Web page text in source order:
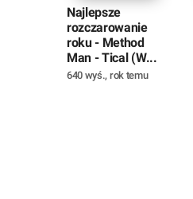
Najlepsze
rozczarowanie
roku - Method
Man - Tical (W...
640 wyś., rok temu